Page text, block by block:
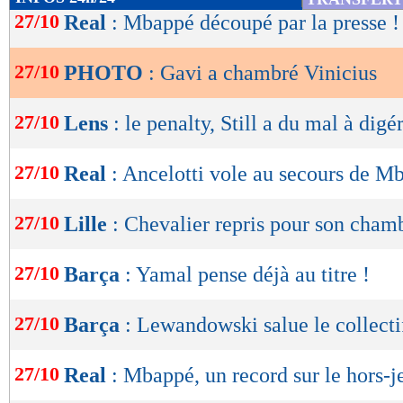
Lu 38.827 fois- Damien Da
de
OK
27/10 Real : Mbappé découpé par la presse !
27/10 PHOTO : Gavi a chambré Vinicius
27/10 Lens : le penalty, Still a du mal à
27/10 Real : Ancelotti vole au secours de
27/10 Lille : Chevalier repris pour son
27/10 Barça : Yamal pense déjà au titre !
27/10 Barça : Lewandowski salue le
27/10 Real : Mbappé, un record sur le hors-